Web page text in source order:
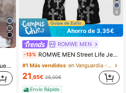
4
Manfinity EMRG Bermudas vaqueras de pierna ancha y corte holgado con decoración de rhinestones para hombre, primavera/verano
8
Ahorro de 3,35€
ROMWE MEN
-13% ROMWE MEN Street Life Jeans de mezclilla con bolsillo diagonal y gráfico de cruz de rhinestone, estilo de moda callejera para hombres
#1 Más vendidos en Vanguardia - Gótico/Punk Vaqueros de hombre
21,65€ 25,00€
Envío Rápido